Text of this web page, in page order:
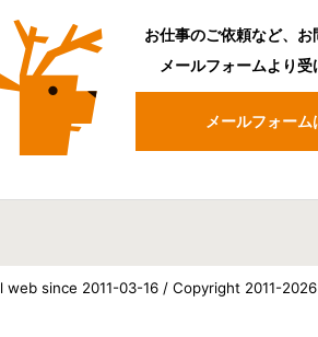
お仕事のご依頼など、
メールフォームより受
メールフォー
web since 2011-03-16 / Copyright 2011-